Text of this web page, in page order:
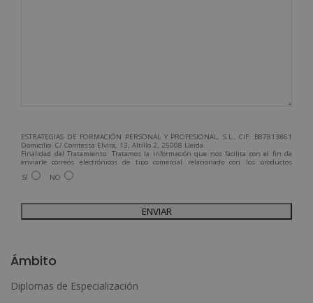
ESTRATEGIAS DE FORMACIÓN PERSONAL Y PROFESIONAL, S.L., CIF: B87813861
Domicilio: C/ Comtessa Elvira, 13, Altillo 2, 25008 Lleida.
Finalidad del Tratamiento: Tratamos la información que nos facilita con el fin de
enviarle correos electrónicos de tipo comercial relacionado con los productos
ofrecidos y otros tipo de productos que fueran de su interés.
Legitimación del tratamiento: Consentimiento del interesado.
Para más información consulte nuestra Política de Privacidad.
Desea recibir información comercial (vía telefónica y/o email):
SÍ NO
e
Ámbito
Diplomas de Especialización